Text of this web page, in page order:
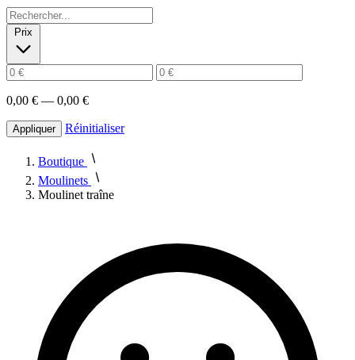
Prix
0,00 € — 0,00 €
Appliquer Réinitialiser
Boutique
Moulinets
Moulinet traîne